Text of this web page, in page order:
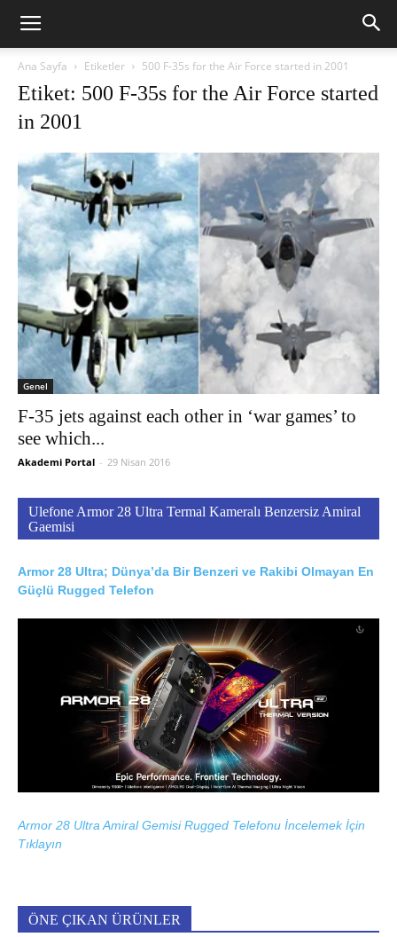
Ana Sayfa Etiketler 500 F-35s for the Air Force started in 2001
Etiket: 500 F-35s for the Air Force started
in 2001
Genel
F-35 jets against each other in ‘war games’ to
see which...
Akademi Portal - 29 Nisan 2016
Ulefone Armor 28 Ultra Termal Kameralı Benzersiz Amiral
Gaemisi
Armor 28 Ultra; Dünya’da Bir Benzeri ve Rakibi Olmayan En
Güçlü Rugged Telefon
Armor 28 Ultra Amiral Gemisi Rugged Telefonu İncelemek İçin
Tıklayın
ÖNE ÇIKAN ÜRÜNLER